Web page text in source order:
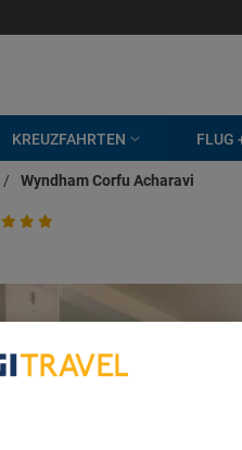
KREUZFAHRTEN FLUG
/ Wyndham Corfu Acharavi